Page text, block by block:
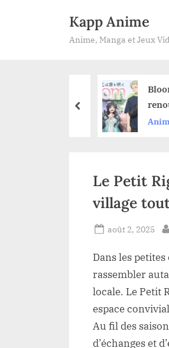
Kapp Anime
Anime, Manga et Jeux
Bloom
l’anime
saison 2
Anime-
prev
Le Petit
village
Posted
août 2, 2025
Dans les
rassembler
locale. Le Petit
espace
Au fil des
d’échanges et